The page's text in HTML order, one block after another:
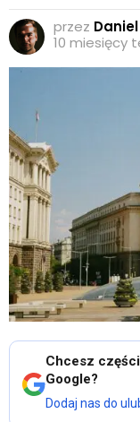
przez Daniel
10 miesięcy
Chcesz
Google?
Dodaj nas do